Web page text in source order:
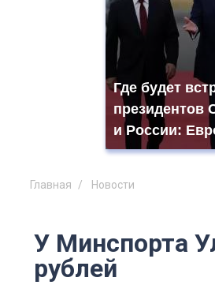
Где будет
президентов
и России:
Главная Новости
У Минспорта
рублей